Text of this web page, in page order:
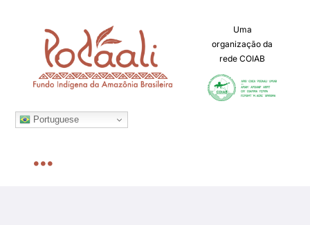
conteúdo
Portuguese
Uma
organização da
rede COIAB